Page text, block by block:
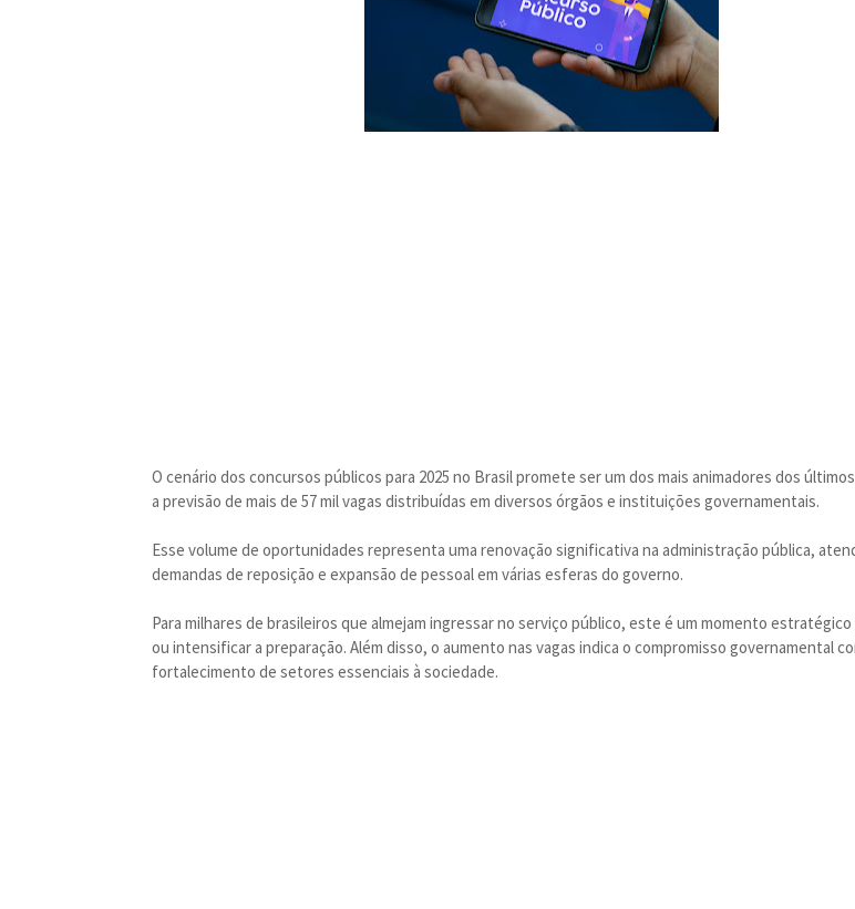
O cenário dos concursos públicos para 2025 no Brasil promete ser um dos mais animadores dos
a previsão de mais de 57 mil vagas distribuídas em diversos órgãos e instituições governamentais.
Esse volume de oportunidades representa uma renovação significativa na administração pública,
demandas de reposição e expansão de pessoal em várias esferas do governo.
Para milhares de brasileiros que almejam ingressar no serviço público, este é um momento estratégico
ou intensificar a preparação. Além disso, o aumento nas vagas indica o compromisso governamental
fortalecimento de setores essenciais à sociedade.